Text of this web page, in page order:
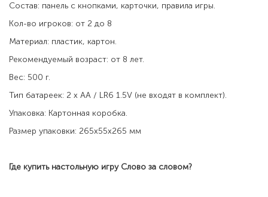
Состав: панель с кнопками, карточки, правила игры.
Кол-во игроков: от 2 до 8
Материал: пластик, картон.
Рекомендуемый возраст: от 8 лет.
Вес: 500 г.
Тип батареек: 2 х AA / LR6 1.5V (не входят в комплект).
Упаковка: Картонная коробка.
Размер упаковки: 265х55х265 мм
Где купить настольную игру Слово за словом?